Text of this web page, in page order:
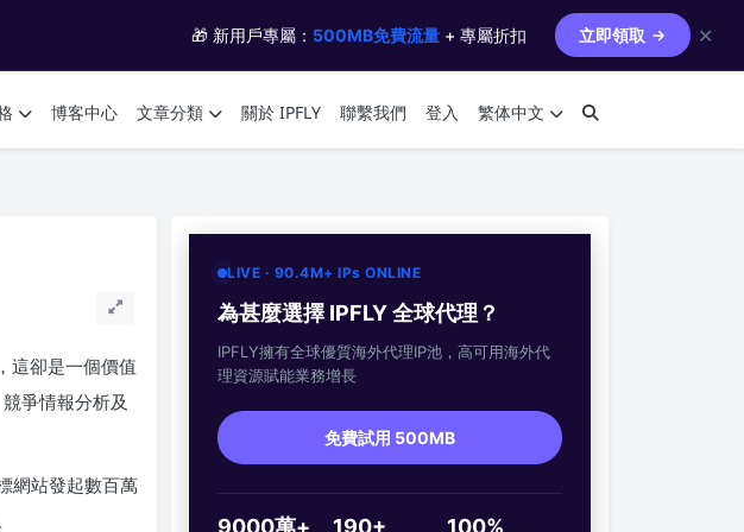
🎁 新用戶專屬： 500MB免費流量 + 專屬折扣 立即領取 ✕
博客中心 文章分類 關於 IPFLY 聯繫我們 登入 繁体中文
這卻是一個價值
爭情報分析及
網站發起數百萬
LIVE · 90.4M+ IPs ONLINE
為甚麼選擇 IPFLY 全球代理？
IPFLY擁有全球優質海外代理IP池，高可用海外代
理資源賦能業務增長
免費試用 500MB
9000萬+ 190+ 100%